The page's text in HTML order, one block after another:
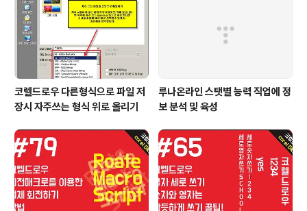
코렐드로우 다른형식으로 파일 저
장시 자주쓰는 형식 위로 올리기
루나온라인 스탯별 능력 직업에 정
보 분석 및 육성